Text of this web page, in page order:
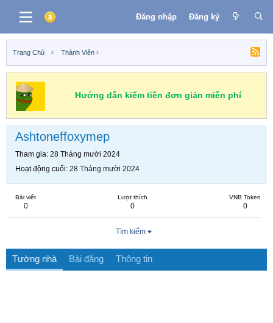
Đăng nhập Đăng ký
Trang Chủ Thành Viên
Hướng dẫn kiếm tiền đơn giản miễn phí
Ashtoneffoxymep
Tham gia 28 Tháng mười 2024
Hoạt động cuối 28 Tháng mười 2024
Bài viết
0
Lượt thích
0
VNB Token
0
Tìm kiếm
Tường nhà Bài đăng Thông tin